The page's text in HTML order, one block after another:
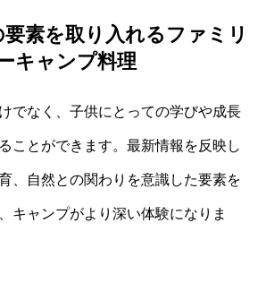
素を取り入れるファミリ
キャンプ料理
でなく、子供にとっての学びや成長
ことができます。最新情報を反映し
、自然との関わりを意識した要素を
キャンプがより深い体験になりま